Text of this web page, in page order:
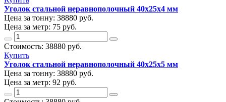
Уголок стальной неравнополочный 40х25х4 мм
Цена за тонну: 38880 руб.
Цена за метр: 75 руб.
Стоимость: 38880 руб.
Купить
Уголок стальной неравнополочный 40х25х5 мм
Цена за тонну: 38880 руб.
Цена за метр: 92 руб.